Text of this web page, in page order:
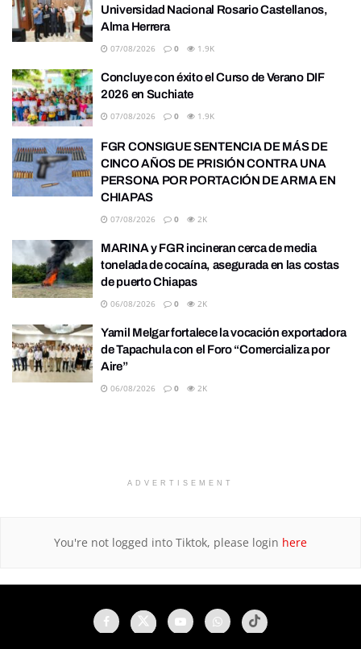
Universidad Nacional Rosario Castellanos,
Alma Herrera
07/08/2026 0 1.9K
Concluye con éxito el Curso de Verano DIF
2026 en Suchiate
07/08/2026 0 1.9K
FGR CONSIGUE SENTENCIA DE MÁS DE
CINCO AÑOS DE PRISIÓN CONTRA UNA
PERSONA POR PORTACIÓN DE ARMA EN
CHIAPAS
07/08/2026 0 2K
MARINA y FGR incineran cerca de media
tonelada de cocaína, asegurada en las costas
de puerto Chiapas
06/08/2026 0 2K
Yamil Melgar fortalece la vocación exportadora
de Tapachula con el Foro “Comercializa por
Aire”
06/08/2026 0 2K
ADVERTISEMENT
You're not logged into Tiktok, please login here